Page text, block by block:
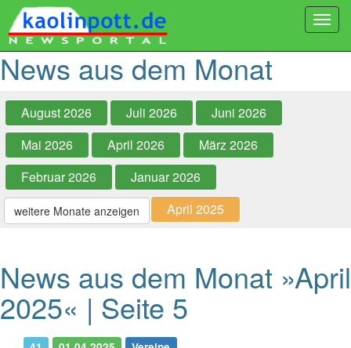
News aus dem Monat
August 2026 Juli 2026
Juni 2026
Mai 2026
April 2026
März 2026
Februar 2026
Januar 2026
weitere Monate anzeigen April 2025
News aus dem Monat »April
2025« | Seite 5